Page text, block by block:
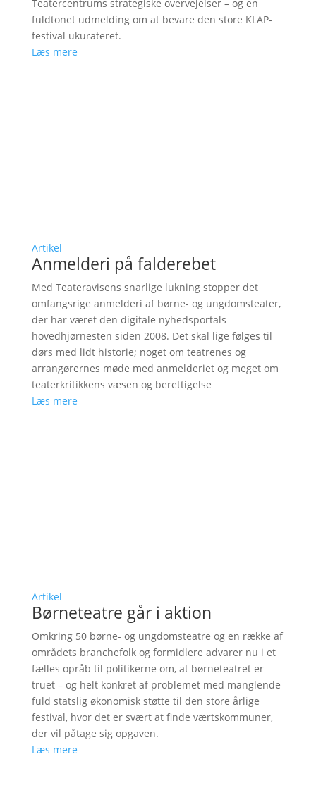
Teatercentrums strategiske overvejelser – og en
fuldtonet udmelding om at bevare den store KLAP-
festival ukurateret.
Læs mere
Artikel
Anmelderi på falderebet
Med Teateravisens snarlige lukning stopper det
omfangsrige anmelderi af børne- og ungdomsteater,
der har været den digitale nyhedsportals
hovedhjørnesten siden 2008. Det skal lige følges til
dørs med lidt historie; noget om teatrenes og
arrangørernes møde med anmelderiet og meget om
teaterkritikkens væsen og berettigelse
Læs mere
Artikel
Børneteatre går i aktion
Omkring 50 børne- og ungdomsteatre og en række af
områdets branchefolk og formidlere advarer nu i et
fælles opråb til politikerne om, at børneteatret er
truet – og helt konkret af problemet med manglende
fuld statslig økonomisk støtte til den store årlige
festival, hvor det er svært at finde værtskommuner,
der vil påtage sig opgaven.
Læs mere